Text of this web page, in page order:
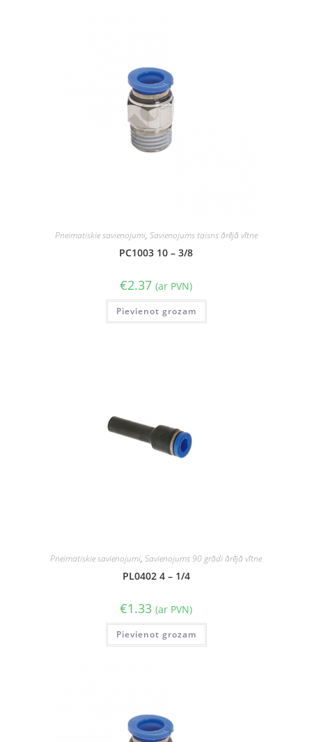
Pneimatiskie savienojumi, Savienojums taisns ārējā vītne
PC1003 10 – 3/8
€2.37 (ar PVN)
Pievienot grozam
Pneimatiskie savienojumi, Savienojums 90 grādi ārējā vītne
PL0402 4 – 1/4
€1.33 (ar PVN)
Pievienot grozam